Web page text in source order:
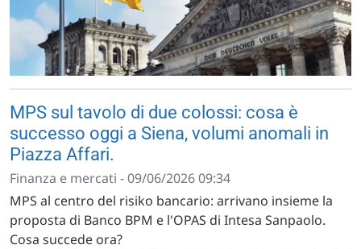
MPS sul tavolo di due colossi: cosa è
successo oggi a Siena, volumi anomali in
Piazza Affari.
Finanza e mercati - 09/06/2026 09:34
MPS al centro del risiko bancario: arrivano insieme la
proposta di Banco BPM e l'OPAS di Intesa Sanpaolo.
Cosa succede ora?